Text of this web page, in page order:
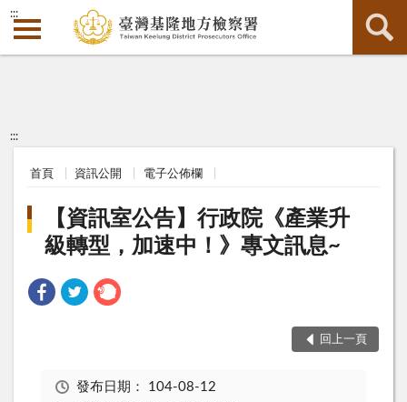
:::
:::
首頁 資訊公開 電子公佈欄
【資訊室公告】行政院《產業升
級轉型，加速中！》專文訊息~
回上一頁
發布日期： 104-08-12